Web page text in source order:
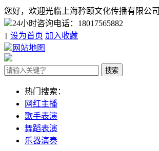
您好，欢迎光临上海矜颐文化传播有限公司
24小时咨询电话：18017565882
设为首页 加入收藏
网站地图
热门搜索：
网红主播
歌手表演
舞蹈表演
乐器演奏